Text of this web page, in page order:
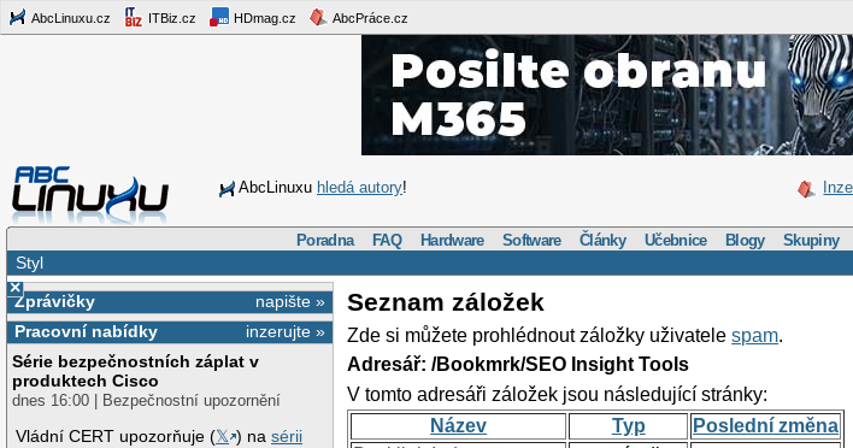
AbcLinuxu.cz ITBiz.cz HDmag.cz AbcPráce.cz
AbcLinuxu hledá autory!
Poradna FAQ Hardware Software Články Učebnice Blogy Skupiny
Styl
×
napište »
Zprávičky
inzerujte »
Pracovní nabídky
Série bezpečnostních záplat v
produktech Cisco
dnes 16:00 | Bezpečnostní upozornění
Vládní CERT upozorňuje (𝕏 ) nasérii
Seznam záložek
Zde si můžete prohlédnout záložky uživatelespam.
Adresář: /Bookmrk/SEO Insight Tools
V tomto adresáři záložek jsou následující stránky:
Název
Typ
Poslední změna